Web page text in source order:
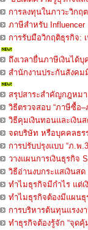
การลงทุนในภาวะวิกฤ
ภาษีสำหรับ Influencer
การรับมือวิกฤติธุรกิจ:
ถึงเวลายื่นภาษีเงินได้
สำนักงานประกันสังคม
สรุปสาระสำคัญกฎหม
วิธีตรวจสอบ “ภาษีซื้อ–
วิธีคุมเงินทอนและเงิน
จดบริษัท หรือบุคคลธ
การปรับปรุงแบบ “ภ.พ
วางแผนการเงินธุรกิจ
วิธีอ่านงบกระแสเงินสด
ทำไมธุรกิจมีกำไร แต่เ
ทำไมธุรกิจต้องมีแผนธุ
การบริหารต้นทุนแรงง
ทำธุรกิจต้องรู้จัก “จุดคุ้